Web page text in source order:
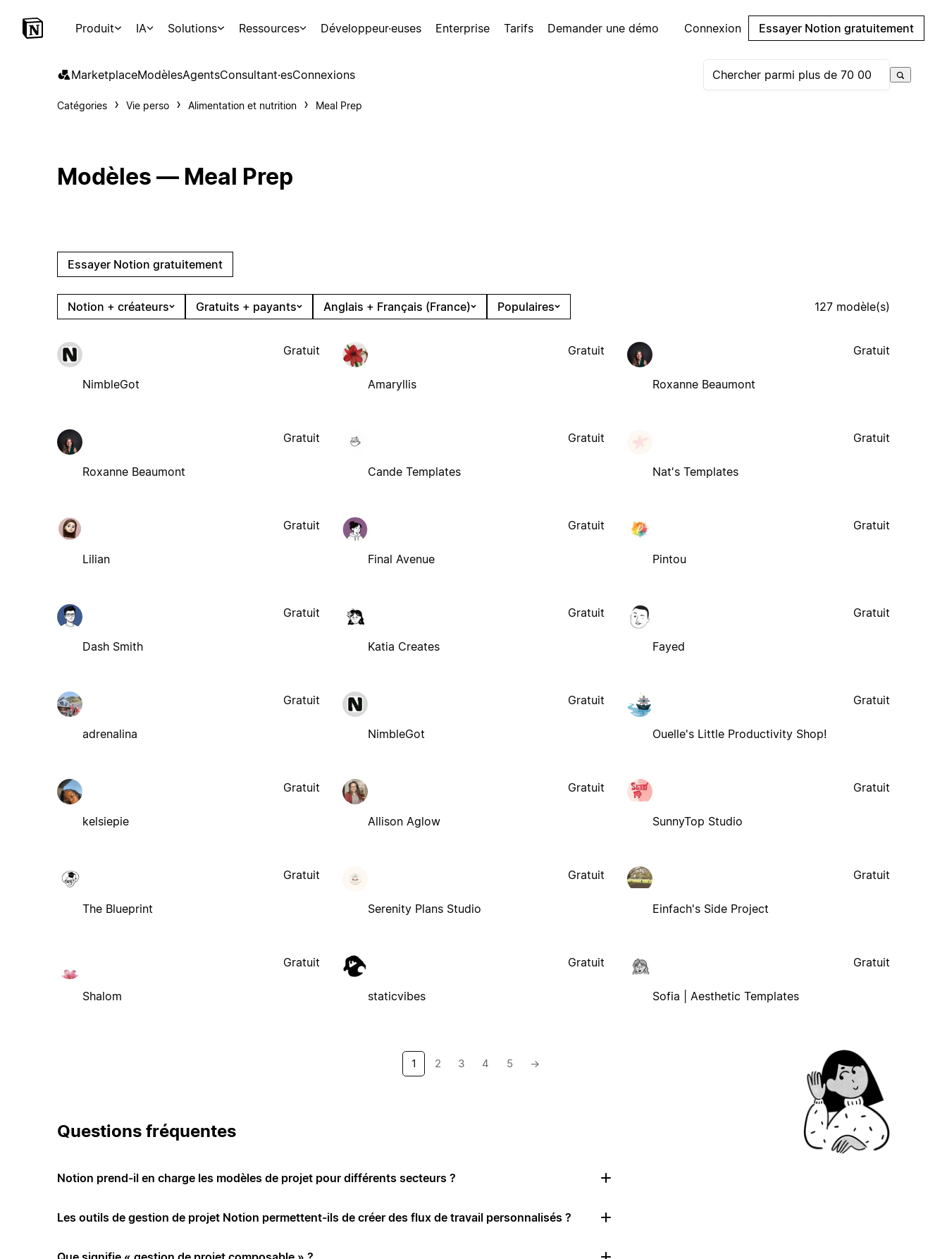
Produit IA Solutions Ressources Développeur·euses Enterprise Tarifs Demander une démo Connexion Essayer Notion gratuitement
MarketplaceModèlesAgentsConsultant·esConnexions
Catégories Vie perso Alimentation et nutrition Meal Prep
Modèles — Meal Prep
Essayer Notion gratuitement
Notion + créateurs Gratuits + payants Anglais + Français (France) Populaires 127 modèle(s)
NimbleGot
Gratuit
Amaryllis
Gratuit
Roxanne Beaumont
Gratuit
Roxanne Beaumont
Gratuit
Cande Templates
Gratuit
Nat's Templates
Gratuit
Lilian
Gratuit
Final Avenue
Gratuit
Pintou
Gratuit
Dash Smith
Gratuit
Katia Creates
Gratuit
Fayed
Gratuit
adrenalina
Gratuit
NimbleGot
Gratuit
Ouelle's Little Productivity Shop!
Gratuit
kelsiepie
Gratuit
Allison Aglow
Gratuit
SunnyTop Studio
Gratuit
The Blueprint
Gratuit
Serenity Plans Studio
Gratuit
Einfach's Side Project
Gratuit
Shalom
Gratuit
staticvibes
Gratuit
Sofia | Aesthetic Templates
Gratuit
1 2 3 4 5 →
Questions fréquentes
Notion prend-il en charge les modèles de projet pour différents secteurs ?
Les outils de gestion de projet Notion permettent-ils de créer des flux de travail personnalisés ?